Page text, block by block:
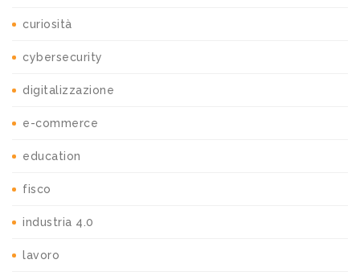
curiosità
cybersecurity
digitalizzazione
e-commerce
education
fisco
industria 4.0
lavoro